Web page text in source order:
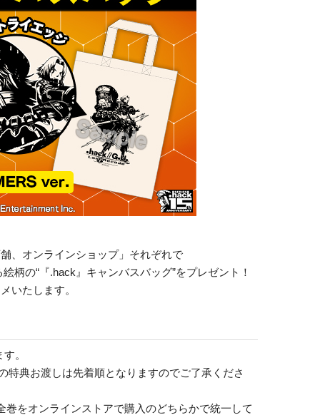
、オンラインショップ」それぞれで
柄の“『.hack』キャンバスバッグ”をプレゼント！
いたします。
。
特典お渡しは先着順となりますのでご了承くださ
巻をオンラインストアで購入のどちらかで統一して